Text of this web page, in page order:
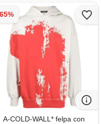
A-COLD-WALL* felpa con